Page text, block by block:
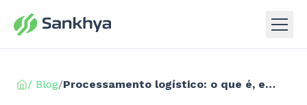
/ Blog/ Processamento logístico: o que é, etapas e como otimizar sua operação